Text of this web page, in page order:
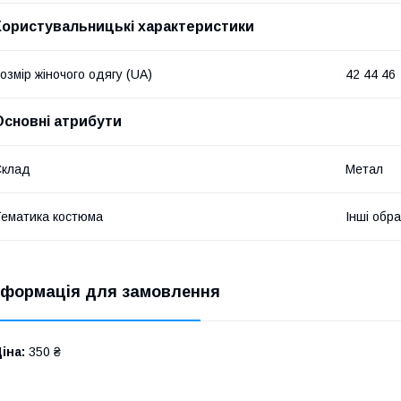
характеристики
жіночого одягу (UA) 42 44 46
атрибути
Метал
костюма Інші
для замовлення
350 ₴